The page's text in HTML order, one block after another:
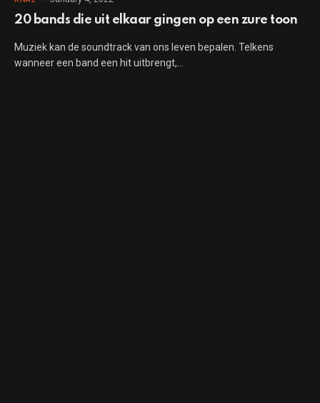
20 bands die uit elkaar gingen op een zure toon
Muziek kan de soundtrack van ons leven bepalen. Telkens
wanneer een band een hit uitbrengt,…